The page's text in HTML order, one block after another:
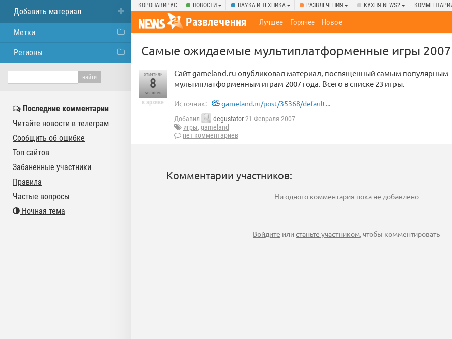
КОРОНАВИРУС НОВОСТИ НАУКА И ТЕХНИКА РАЗВЛЕЧЕНИЯ КУХНЯ NEWS2
Развлечения Лучшее Горячее Новое
Самые ожидаемые мультиплатформенные игры 2007
отметили
8
человек
в архиве
Сайт gameland.ru опубликовал материал, посвященный самым популярным
мультиплатформенным играм 2007 года. Всего в списке 23 игры.
Источник: gameland.ru/post/35368/default...
Добавил degustator21 Февраля 2007
игры, gameland
нет комментариев
Комментарии участников:
Ни одного комментария пока не добавлено
Войдите илистаньте участником, чтобы комментировать
Добавить материал
Метки
Регионы
Последние комментарии
Читайте новости в телеграм
Сообщить об ошибке
Топ сайтов
Забаненные участники
Правила
Частые вопросы
Ночная тема